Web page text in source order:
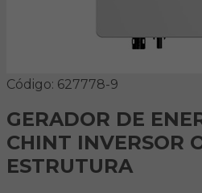
Código: 627778-9
GERADOR DE
CHINT INVERSOR
ESTRUTURA